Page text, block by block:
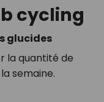
cycling
glucides
la quantité de
semaine.